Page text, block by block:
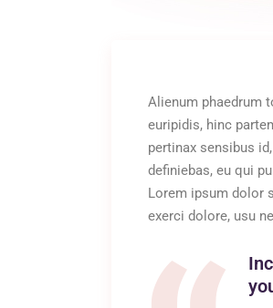
Alienum phaedrum
euripidis, hinc
pertinax sensibus
definiebas, eu qui
Lorem ipsum dolor
exerci dolore, usu